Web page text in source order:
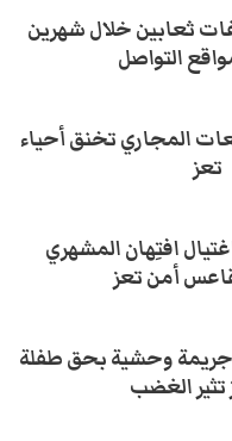
لـ9 لدغات ثعابين خلال شهرين
التواصل
المجاري تخنق أحياء
تعز
افتِهان المشهري
أمن تعز
وحشية بحق طفلة
الغضب